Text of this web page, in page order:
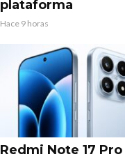
plataforma
Hace 9 horas
Redmi Note 17 Pro